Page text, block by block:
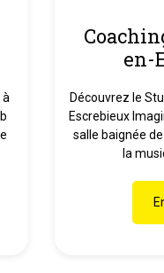
en-
Découvrez le
Escrebieux
salle baignée
la